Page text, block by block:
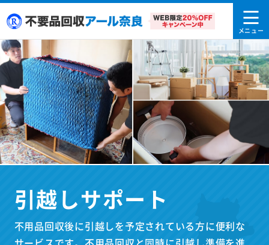
引越しサポート
不用品回収後に引越しを予定されている方に便利な